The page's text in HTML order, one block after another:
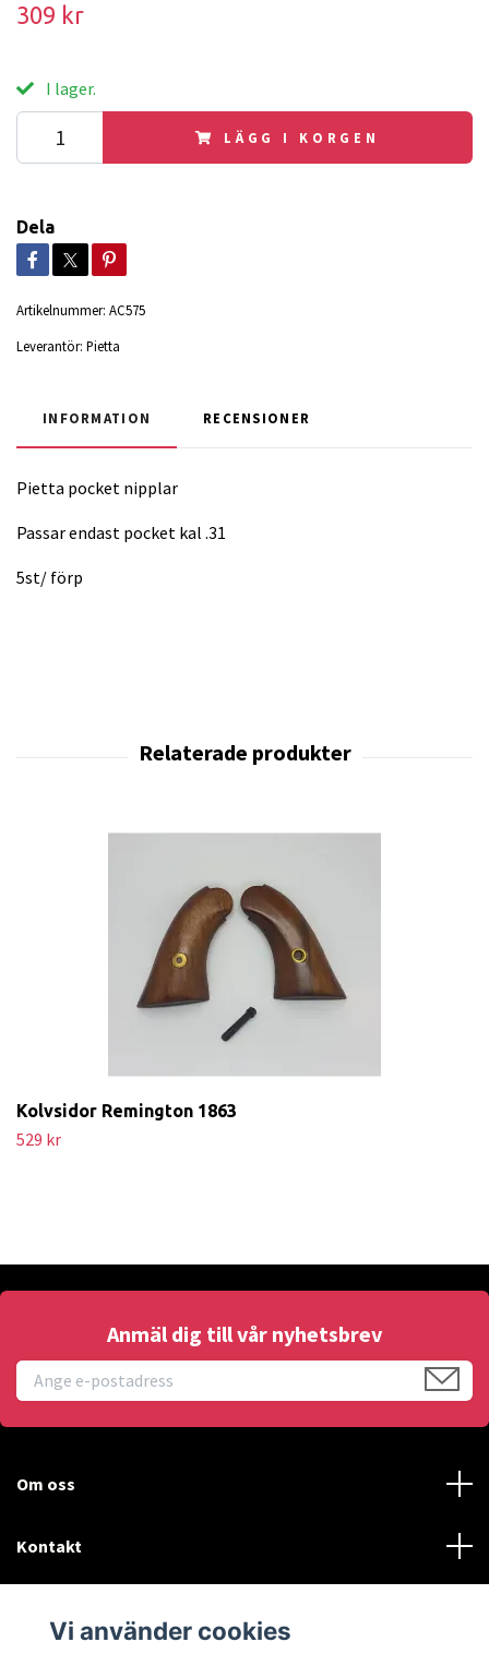
309 kr
I lager.
LÄGG I KORGEN
Dela
Artikelnummer: AC575
Leverantör: Pietta
INFORMATION RECENSIONER
Pietta pocket nipplar
Passar endast pocket kal .31
5st/ förp
Kolvsidor Remington 1863
529 kr
Anmäl dig till vår nyhetsbrev
Om oss
Kontakt
Vi använder cookies